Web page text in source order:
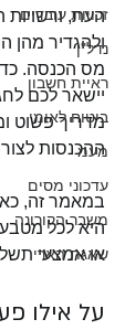
זכויות עובדים
נדל"ן
ראיית חשבון
ביטוח לאומי
מעמ
עדכוני מסים
משבר הקורונה
שאגת הארי
העת,
ולהגדיר מהן
מס הכנסה.
יישאר לכם
מדריך פשוט
ההכנסות
במאמר זה,
היא לכל מטבע
או אמצעי
על אילו